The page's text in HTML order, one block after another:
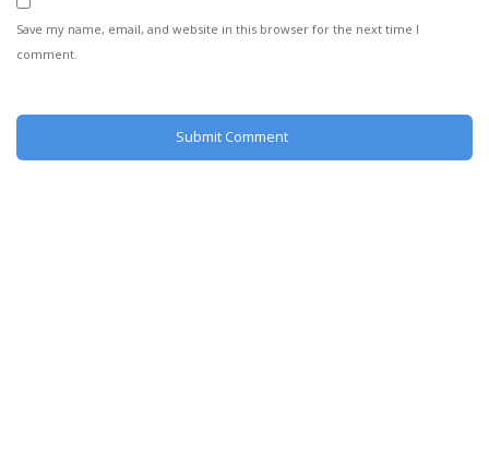
Save my name, email, and website in this browser for the next time I
comment.